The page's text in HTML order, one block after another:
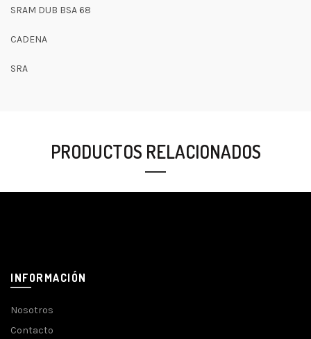
SRAM DUB BSA 68
CADENA
SRA
PRODUCTOS RELACIONADOS
INFORMACIÓN
Nosotros
Contacto